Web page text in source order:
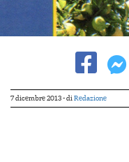
7 dicembre 2013- di Redazione